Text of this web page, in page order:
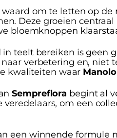
om te letten op
Deze groeien
bloemknoppen
teelt bereiken is geen
verbetering en, niet
kwaliteiten waar
Sempreflora begint al
om een
een winnende formule